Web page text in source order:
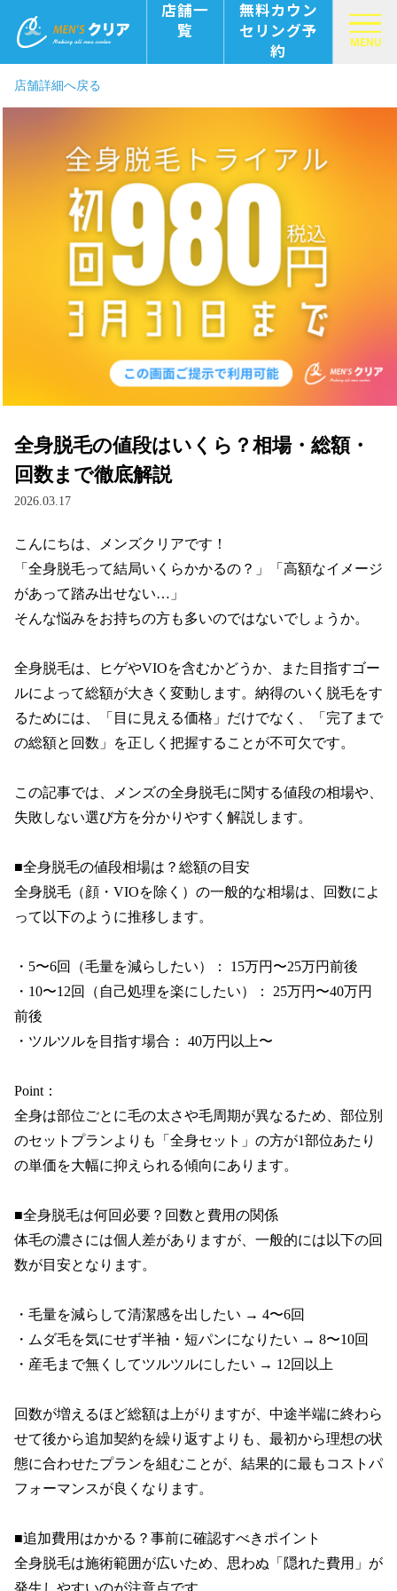
店舗一
覧
無料カウン
セリング予
約
MENU
店舗詳細へ戻る
全身脱毛の値段はいくら？相場・総額・
回数まで徹底解説
2026.03.17
こんにちは、メンズクリアです！
「全身脱毛って結局いくらかかるの？」「高額なイメージ
があって踏み出せない…」
そんな悩みをお持ちの方も多いのではないでしょうか。
全身脱毛は、ヒゲやVIOを含むかどうか、また目指すゴー
ルによって総額が大きく変動します。納得のいく脱毛をす
るためには、「目に見える価格」だけでなく、「完了まで
の総額と回数」を正しく把握することが不可欠です。
この記事では、メンズの全身脱毛に関する値段の相場や、
失敗しない選び方を分かりやすく解説します。
■全身脱毛の値段相場は？総額の目安
全身脱毛（顔・VIOを除く）の一般的な相場は、回数によ
って以下のように推移します。
・5〜6回（毛量を減らしたい）： 15万円〜25万円前後
・10〜12回（自己処理を楽にしたい）： 25万円〜40万円
前後
・ツルツルを目指す場合： 40万円以上〜
Point：
全身は部位ごとに毛の太さや毛周期が異なるため、部位別
のセットプランよりも「全身セット」の方が1部位あたり
の単価を大幅に抑えられる傾向にあります。
■全身脱毛は何回必要？回数と費用の関係
体毛の濃さには個人差がありますが、一般的には以下の回
数が目安となります。
・毛量を減らして清潔感を出したい → 4〜6回
・ムダ毛を気にせず半袖・短パンになりたい → 8〜10回
・産毛まで無くしてツルツルにしたい → 12回以上
回数が増えるほど総額は上がりますが、中途半端に終わら
せて後から追加契約を繰り返すよりも、最初から理想の状
態に合わせたプランを組むことが、結果的に最もコストパ
フォーマンスが良くなります。
■追加費用はかかる？事前に確認すべきポイント
全身脱毛は施術範囲が広いため、思わぬ「隠れた費用」が
発生しやすいのが注意点です。